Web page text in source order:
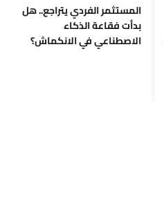
المستثمر الفردي يتراجع.. هل
بدأت فقاعة الذكاء
الاصطناعي في الانكماش؟